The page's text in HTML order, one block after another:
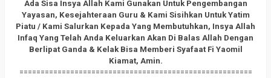
Ada Sisa Insya Allah Kami Gunakan Untuk Pengembangan
Yayasan, Kesejahteraan Guru & Kami Sisihkan Untuk Yatim
Piatu / Kami Salurkan Kepada Yang Membutuhkan, Insya Allah
Infaq Yang Telah Anda Keluarkan Akan Di Balas Allah Dengan
Berlipat Ganda & Kelak Bisa Memberi Syafaat Fi Yaomil
Kiamat, Amin.
=======================================================